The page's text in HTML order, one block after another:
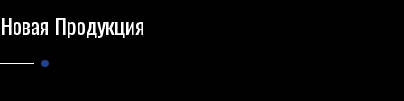
Новая Продукция